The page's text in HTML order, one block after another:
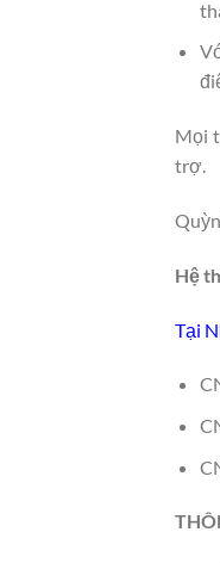
Mọi
trợ.
Hệ
Tại